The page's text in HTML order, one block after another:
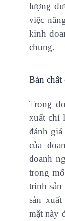
lượng
việc
kinh
chung.
Bản chất
Trong
xuất chỉ
đánh
của
doanh
trong
trình sản
sản
mặt này